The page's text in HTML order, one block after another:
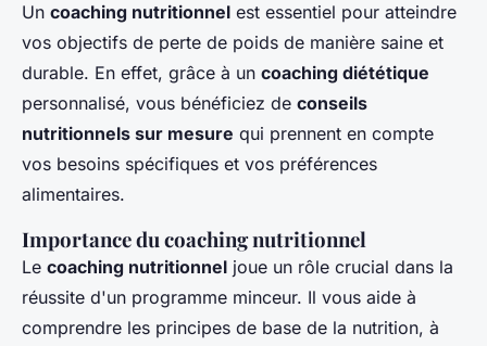
Un coaching nutritionnel est essentiel pour atteindre
vos objectifs de perte de poids de manière saine et
durable. En effet, grâce à un coaching diététique
personnalisé, vous bénéficiez de conseils
nutritionnels sur mesure qui prennent en compte
vos besoins spécifiques et vos préférences
alimentaires.
Importance du coaching nutritionnel
Le coaching nutritionnel joue un rôle crucial dans la
réussite d'un programme minceur. Il vous aide à
comprendre les principes de base de la nutrition, à